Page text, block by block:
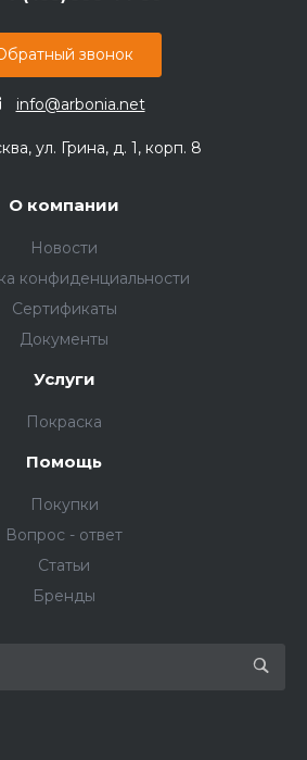
звонок
info@arbonia.net
ул. Грина, д. 1, корп. 8
О компании
Новости
конфиденциальности
Сертификаты
Документы
Услуги
Покраска
Помощь
Покупки
Вопрос - ответ
Статьи
Бренды